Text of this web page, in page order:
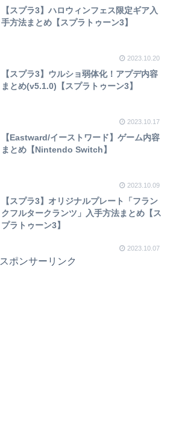
【スプラ3】ハロウィンフェス限定ギア入
手方法まとめ【スプラトゥーン3】
2023.10.20
【スプラ3】ウルショ弱体化！アプデ内容
まとめ(v5.1.0)【スプラトゥーン3】
2023.10.17
【Eastward/イーストワード】ゲーム内容
まとめ【Nintendo Switch】
2023.10.09
【スプラ3】オリジナルプレート「フラン
クフルタークランツ」入手方法まとめ【ス
プラトゥーン3】
2023.10.07
スポンサーリンク